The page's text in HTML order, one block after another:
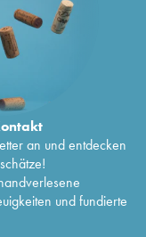
an und entdecken
und fundierte